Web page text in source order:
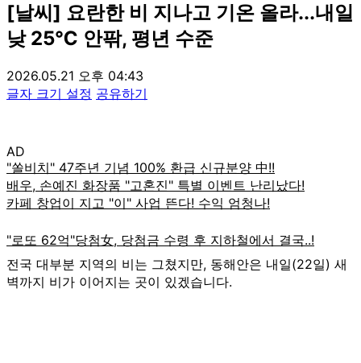
[날씨] 요란한 비 지나고 기온 올라...내일
낮 25℃ 안팎, 평년 수준
2026.05.21 오후 04:43
글자 크기 설정 공유하기
AD
전국 대부분 지역의 비는 그쳤지만, 동해안은 내일(22일) 새
벽까지 비가 이어지는 곳이 있겠습니다.